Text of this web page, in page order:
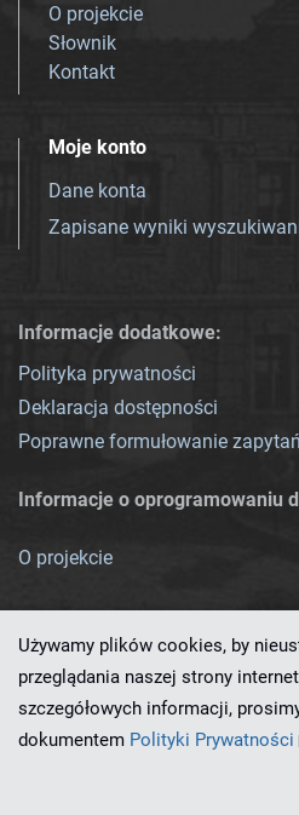
O projekcie
Słownik
Kontakt
Moje konto
Dane konta
Zapisane wyniki
Informacje dodatkowe:
Polityka prywatności
Deklaracja dostępności
Poprawne formułowanie zapytań
Informacje o oprogramowaniu
O projekcie
Ten serwis działa dzięki
Używamy plików cookies, by
przeglądania naszej strony
szczegółowych informacji,
dokumentem Polityki Prywatności